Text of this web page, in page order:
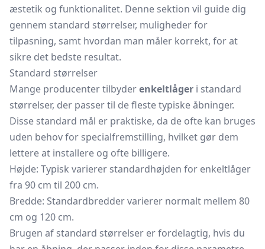
æstetik og funktionalitet. Denne sektion vil guide dig
gennem standard størrelser, muligheder for
tilpasning, samt hvordan man måler korrekt, for at
sikre det bedste resultat.
Standard størrelser
Mange producenter tilbyderenkeltlåger i standard
størrelser, der passer til de fleste typiske åbninger.
Disse standard mål er praktiske, da de ofte kan bruges
uden behov for specialfremstilling, hvilket gør dem
lettere at installere og ofte billigere.
Højde: Typisk varierer standardhøjden for enkeltlåger
fra 90 cm til 200 cm.
Bredde: Standardbredder varierer normalt mellem 80
cm og 120 cm.
Brugen af standard størrelser er fordelagtig, hvis du